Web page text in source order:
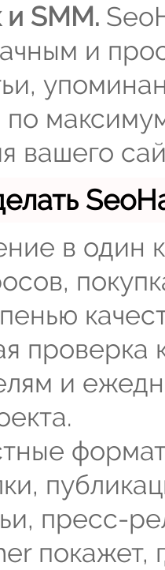
и SMM.
и
по
вашего
в один
проверка
и
пресс-
покажет,